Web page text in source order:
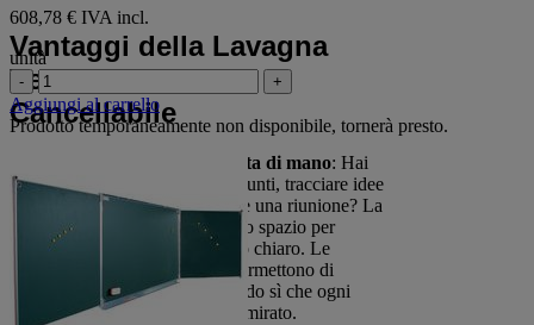
Vantaggi della Lavagna
Verde da Ufficio
Cancellabile
Organizzazione a portata di mano: Hai
bisogno di appuntare appunti, tracciare idee
o esporre concetti durante una riunione? La
lavagna verde offre ampio spazio per
organizzare tutto in modo chiaro. Le
superfici cancellabili ti permettono di
mantenere l'ordine, facendo sì che ogni
incontro sia produttivo e mirato.
608,78 € IVA incl.
unità
- +
Aggiungi al carrello
Prodotto temporaneamente non disponibile, tornerà presto.